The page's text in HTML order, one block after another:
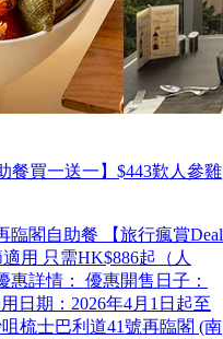
餐買一送一】$443歎人參雞
臨閣自助餐 【旅行瘋賞Deal
用 只需HK$886起（人
惠詳情： 優惠開售日子：
日期：2026年4月1日起至
梳士巴利道41號再臨閣 (南